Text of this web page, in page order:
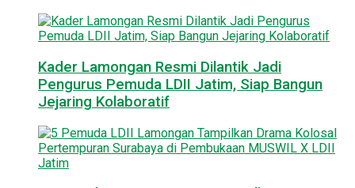
Kader Lamongan Resmi Dilantik Jadi
Pengurus Pemuda LDII Jatim, Siap Bangun
Jejaring Kolaboratif